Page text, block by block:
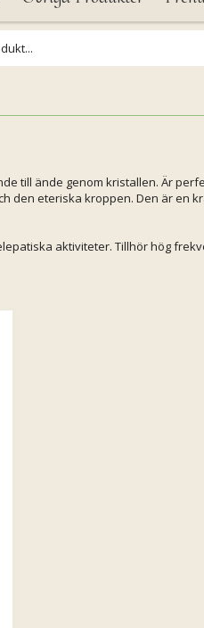
till ände genom kristallen. Är
den eteriska kroppen. Den är
aktiviteter. Tillhör hög